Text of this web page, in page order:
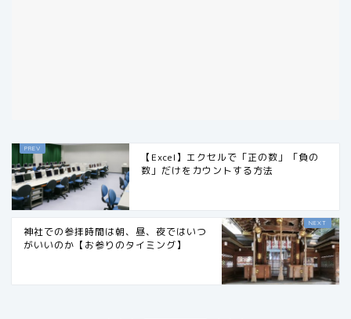
【Excel】エクセルで「正の数」「負の
数」だけをカウントする方法
神社での参拝時間は朝、昼、夜ではいつ
がいいのか【お参りのタイミング】